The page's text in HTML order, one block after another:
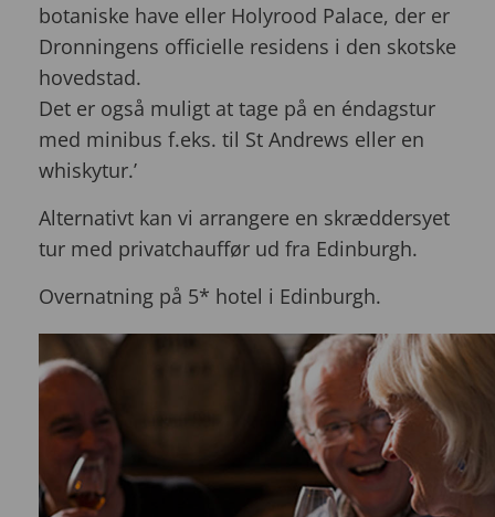
botaniske have eller Holyrood Palace, der er
Dronningens officielle residens i den skotske
hovedstad.
Det er også muligt at tage på en éndagstur
med minibus f.eks. til St Andrews eller en
whiskytur.’
Alternativt kan vi arrangere en skræddersyet
tur med privatchauffør ud fra Edinburgh.
Overnatning på 5* hotel i Edinburgh.